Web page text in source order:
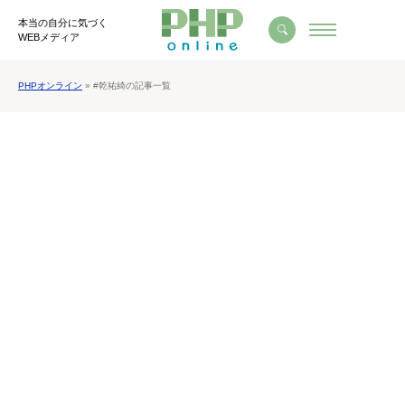
本当の自分に気づく
WEBメディア
PHPオンライン » #乾祐綺の記事一覧